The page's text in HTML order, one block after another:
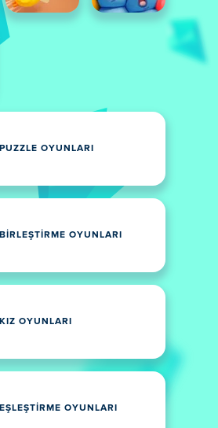
PUZZLE OYUNLARI
BIRLEŞTIRME OYUNLARI
KIZ OYUNLARI
EŞLEŞTIRME OYUNLARI